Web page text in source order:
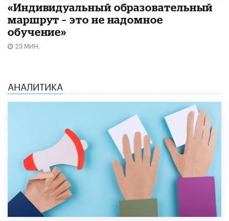
«Индивидуальный образовательный
маршрут – это не надомное
обучение»
23 МИН.
АНАЛИТИКА